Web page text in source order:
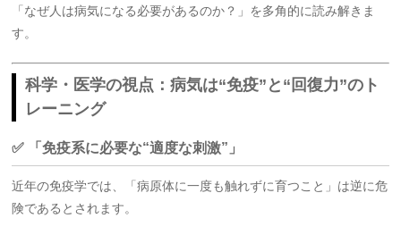
「なぜ人は病気になる必要があるのか？」を多角的に読み解きま
す。
科学・医学の視点：病気は“免疫”と“回復力”のト
レーニング
✅ 「免疫系に必要な“適度な刺激”」
近年の免疫学では、「病原体に一度も触れずに育つこと」は逆に危
険であるとされます。